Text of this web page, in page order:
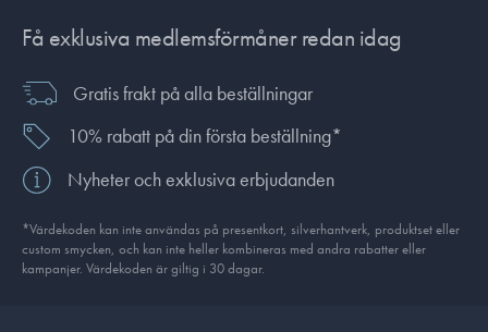
Få exklusiva medlemsförmåner redan idag
Gratis frakt på alla beställningar
10% rabatt på din första beställning*
Nyheter och exklusiva erbjudanden
*Värdekoden kan inte användas på presentkort, silverhantverk, produkt­set eller
custom smycken, och kan inte heller kombineras med andra rabatter eller
kampanjer. Värdekoden är giltig i 30 dagar.